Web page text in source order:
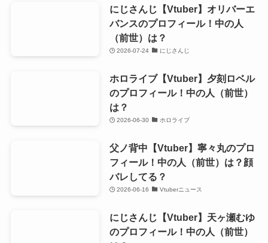
にじさんじ【Vtuber】オリバーエ
バンスのプロフィール！中の人
（前世）は？
2026-07-24 にじさんじ
ホロライブ【Vtuber】夕刻ロベル
のプロフィール！中の人（前世）
は？
2026-06-30 ホロライブ
父ノ背中【Vtuber】寧々丸のプロ
フィール！中の人（前世）は？顔
バレしてる？
2026-06-16 Vtuberニュース
にじさんじ【Vtuber】天ヶ瀬むゆ
のプロフィール！中の人（前世）